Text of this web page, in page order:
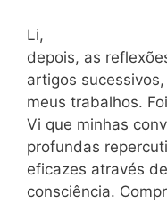
Li,
depois, as
artigos
meus trabalhos.
Vi que minhas
profundas
eficazes através
consciência.